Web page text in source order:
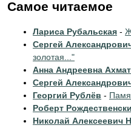
Самое читаемое
Лариса Рубальская -
Сергей
золотая..."
Анна Андреевна
Сергей
Георгий Рублёв -
Роберт
Николай Алексеевич